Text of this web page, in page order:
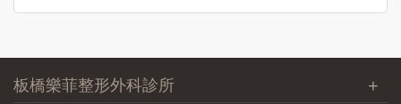
板橋樂菲整形外科診所